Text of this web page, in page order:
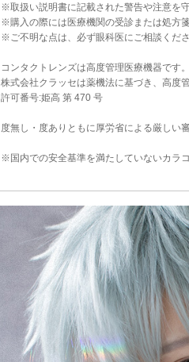
※取扱い説明書に記載された警告や注意を
※購入の際には医療機関の受診または処方
※ご不明な点は、必ず眼科医にご相談くださ
コンタクトレンズは高度管理医療機器です。
株式会社クラッセは薬機法に基づき、高度
許可番号:姫高 第 470 号
度無し・度ありともに厚労省による厳しい
※国内での安全基準を満たしていないカラ